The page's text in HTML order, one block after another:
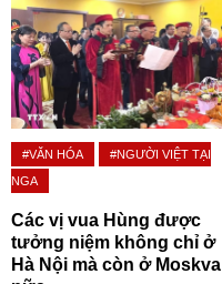
#VĂN HÓA
#NGƯỜI VIỆT TẠI
NGA
Các vị vua Hùng được
tưởng niệm không chỉ ở
Hà Nội mà còn ở Moskva